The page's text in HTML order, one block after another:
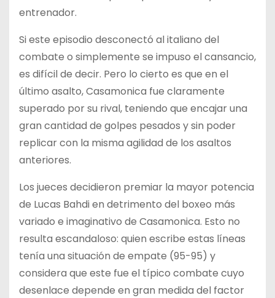
entrenador.
Si este episodio desconectó al italiano del
combate o simplemente se impuso el cansancio,
es difícil de decir. Pero lo cierto es que en el
último asalto, Casamonica fue claramente
superado por su rival, teniendo que encajar una
gran cantidad de golpes pesados y sin poder
replicar con la misma agilidad de los asaltos
anteriores.
Los jueces decidieron premiar la mayor potencia
de Lucas Bahdi en detrimento del boxeo más
variado e imaginativo de Casamonica. Esto no
resulta escandaloso: quien escribe estas líneas
tenía una situación de empate (95-95) y
considera que este fue el típico combate cuyo
desenlace depende en gran medida del factor